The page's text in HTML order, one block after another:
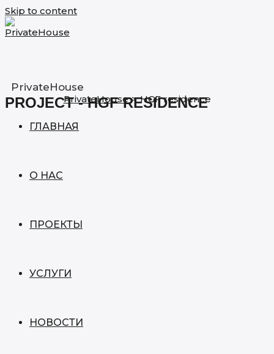
Skip to content
PrivateHouse
ГЛАВНАЯ
О НАС
ПРОЕКТЫ
УСЛУГИ
НОВОСТИ
PrivateHouse > HGF residence
PROJECT - HGF RESIDENCE